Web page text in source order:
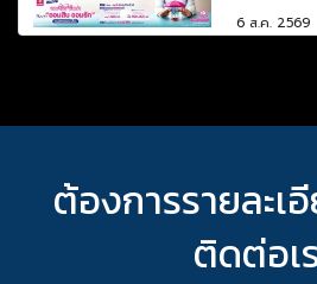
6 ส.ค. 2569
ต้องการรายละเ
ติดต่อเ